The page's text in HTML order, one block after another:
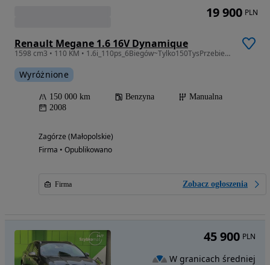
Renault Megane 1.6 16V Dynamique
1598 cm3 • 110 KM • 1.6i_110ps_6Biegów~Tylko150TysPrzebiegu~KlimaTronik~Oryginał~TOP!
Wyróżnione
150 000 km Benzyna
Manualna
2008
Zagórze (Małopolskie)
Firma • Opublikowano
Firma Zobacz ogłoszenia
19 900 PLN
45 900 PLN
W granicach średniej